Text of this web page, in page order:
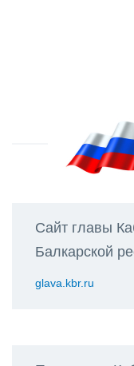
Сайт главы
Балкарской
glava.kbr.ru